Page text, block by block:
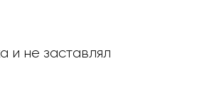
и не заставлял